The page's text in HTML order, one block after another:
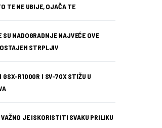
TE NE UBIJE, OJAČA TE
SU NADOGRADNJE NAJVEĆE OVE
STRPLJIV
GSX-R1000R I SV-7GX STIŽU U
JE ISKORISTITI SVAKU PRILIKU